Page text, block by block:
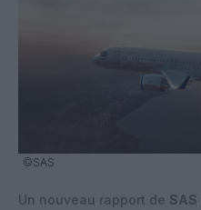
©SAS
Un nouveau rapport de SAS